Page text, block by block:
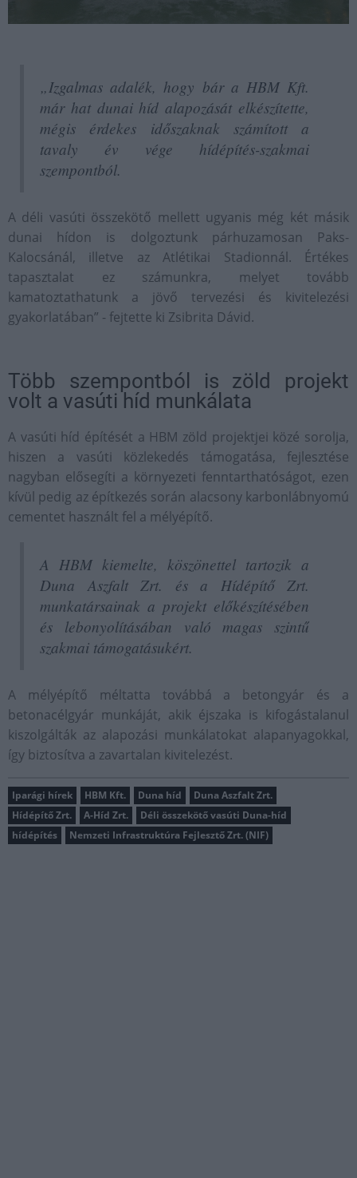
„Izgalmas adalék, hogy bár a HBM Kft.
már hat dunai híd alapozását elkészítette,
mégis érdekes időszaknak számított a
tavaly év vége hídépítés-szakmai
szempontból.
A déli vasúti összekötő mellett ugyanis még két másik
dunai hídon is dolgoztunk párhuzamosan Paks-
Kalocsánál, illetve az Atlétikai Stadionnál. Értékes
tapasztalat ez számunkra, melyet tovább
kamatoztathatunk a jövő tervezési és kivitelezési
gyakorlatában” - fejtette ki Zsibrita Dávid.
Több szempontból is zöld projekt
volt a vasúti híd munkálata
A vasúti híd építését a HBM zöld projektjei közé sorolja,
hiszen a vasúti közlekedés támogatása, fejlesztése
nagyban elősegíti a környezeti fenntarthatóságot, ezen
kívül pedig az építkezés során alacsony karbonlábnyomú
cementet használt fel a mélyépítő.
A HBM kiemelte, köszönettel tartozik a
Duna Aszfalt Zrt. és a Hídépítő Zrt.
munkatársainak a projekt előkészítésében
és lebonyolításában való magas szintű
szakmai támogatásukért.
A mélyépítő méltatta továbbá a betongyár és a
betonacélgyár munkáját, akik éjszaka is kifogástalanul
kiszolgálták az alapozási munkálatokat alapanyagokkal,
így biztosítva a zavartalan kivitelezést.
Iparági hírek HBM Kft. Duna híd
Duna Aszfalt Zrt.
Hídépítő Zrt.
A-Híd Zrt.
Déli összekötő vasúti Duna-híd
hídépítés
Nemzeti Infrastruktúra Fejlesztő Zrt. (NIF)